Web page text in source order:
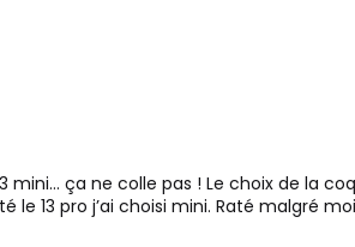
mini… ça ne colle pas ! Le choix de la
le 13 pro j’ai choisi mini. Raté malgré